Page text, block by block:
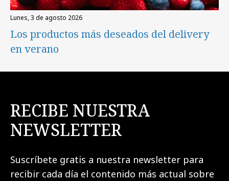
lunes, 3 de agosto 2026
Los productos más deseados del delivery
en verano
RECIBE NUESTRA
NEWSLETTER
Suscríbete gratis a nuestra newsletter para
recibir cada día el contenido más actual sobre